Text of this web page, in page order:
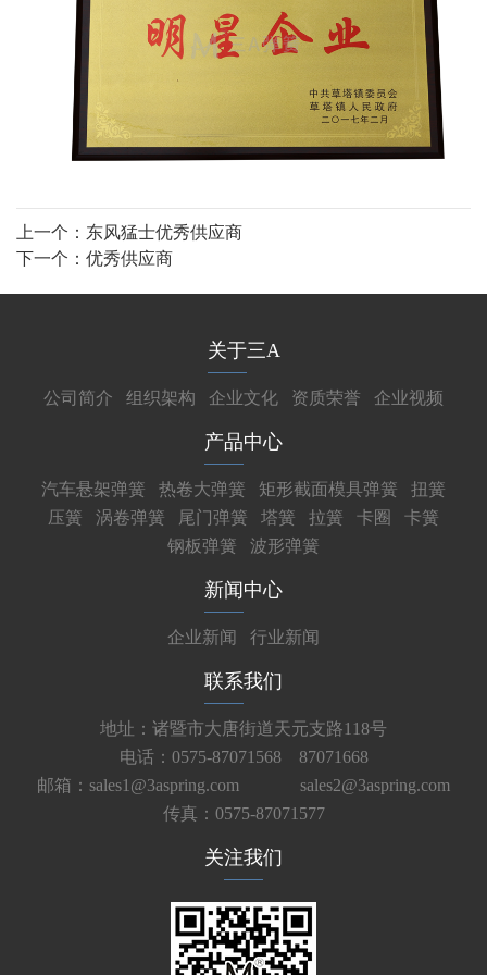
上一个： 东风猛士优秀供应商
下一个： 优秀供应商
关于三A
公司简介 组织架构 企业文化 资质荣誉 企业视频
产品中心
汽车悬架弹簧 热卷大弹簧 矩形截面模具弹簧
扭簧
压簧
涡卷弹簧 尾门弹簧 塔簧 拉簧 卡圈
卡簧
钢板弹簧
波形弹簧
新闻中心
企业新闻 行业新闻
联系我们
地址：诸暨市大唐街道天元支路118号
电话：0575-87071568 87071668
邮箱：sales1@3aspring.com
sales2@3aspring.com
传真：0575-87071577
关注我们